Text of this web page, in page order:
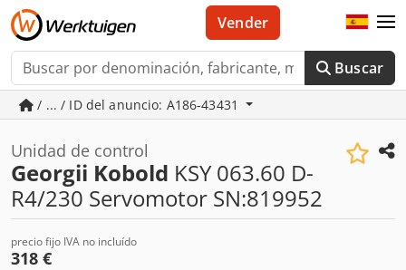
Buscar
Vender
/ ... / ID del anuncio: A186-43431
Unidad de control
Georgii Kobold KSY 063.60 D-
R4/230 Servomotor SN:819952
precio fijo IVA no incluído
318 €